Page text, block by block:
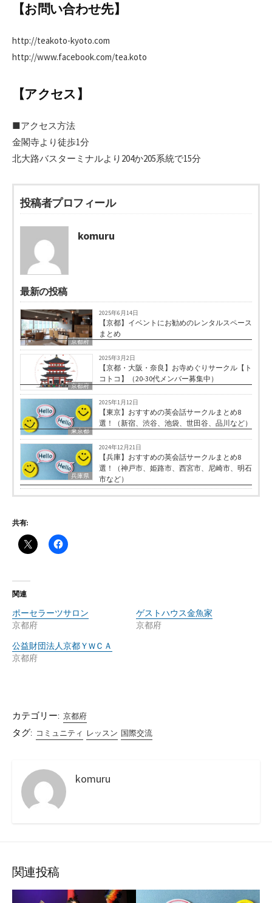
【お問い合わせ先】
http://teakoto-kyoto.com
http://www.facebook.com/tea.koto
【アクセス】
■アクセス方法
金閣寺より徒歩1分
北大路バスターミナルより204か205系統で15分
投稿者プロフィール
komuru
最新の投稿
京都府
2025年6月14日
【京都】イベントにお勧めのレンタルスペース
まとめ
京都府
2025年3月2日
【京都・大阪・奈良】お寺めぐりサークル【ト
コトコ】（20-30代メンバー募集中）
東京都
2025年1月12日
【東京】おすすめの英会話サークルまとめ8
選！（新宿、渋谷、池袋、世田谷、品川など）
兵庫県
2024年12月21日
【兵庫】おすすめの英会話サークルまとめ8
選！（神戸市、姫路市、西宮市、尼崎市、明石
市など）
共有:
関連
ポーセラーツサロン
京都府
ゲストハウス金魚家
京都府
公益財団法人京都ＹWＣＡ
京都府
カテゴリー: 京都府
タグ: コミュニティ レッスン 国際交流
komuru
関連投稿